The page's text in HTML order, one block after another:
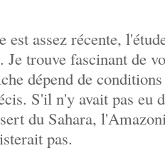
est assez récente,
Je trouve fascinant de
dépend de
S'il n'y avait pas eu
du Sahara,
pas.